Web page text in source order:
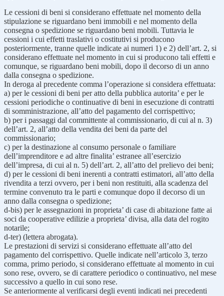
Le cessioni di beni si considerano effettuate nel momento della
stipulazione se riguardano beni immobili e nel momento della
consegna o spedizione se riguardano beni mobili. Tuttavia le
cessioni i cui effetti traslativi o costitutivi si producono
posteriormente, tranne quelle indicate ai numeri 1) e 2) dell’art. 2, si
considerano effettuate nel momento in cui si producono tali effetti e
comunque, se riguardano beni mobili, dopo il decorso di un anno
dalla consegna o spedizione.
In deroga al precedente comma l’operazione si considera effettuata:
a) per le cessioni di beni per atto della pubblica autorita’ e per le
cessioni periodiche o continuative di beni in esecuzione di contratti
di somministrazione, all’atto del pagamento del corrispettivo;
b) per i passaggi dal committente al commissionario, di cui al n. 3)
dell’art. 2, all’atto della vendita dei beni da parte del
commissionario;
c) per la destinazione al consumo personale o familiare
dell’imprenditore e ad altre finalita’ estranee all’esercizio
dell’impresa, di cui al n. 5) dell’art. 2, all’atto del prelievo dei beni;
d) per le cessioni di beni inerenti a contratti estimatori, all’atto della
rivendita a terzi ovvero, per i beni non restituiti, alla scadenza del
termine convenuto tra le parti e comunque dopo il decorso di un
anno dalla consegna o spedizione;
d-bis) per le assegnazioni in proprieta’ di case di abitazione fatte ai
soci da cooperative edilizie a proprieta’ divisa, alla data del rogito
notarile;
d-ter) (lettera abrogata).
Le prestazioni di servizi si considerano effettuate all’atto del
pagamento del corrispettivo. Quelle indicate nell’articolo 3, terzo
comma, primo periodo, si considerano effettuate al momento in cui
sono rese, ovvero, se di carattere periodico o continuativo, nel mese
successivo a quello in cui sono rese.
Se anteriormente al verificarsi degli eventi indicati nei precedenti